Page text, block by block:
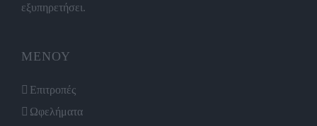
εξυπηρετήσει.
ΜΕΝΟΥ
Επιτροπές
Ωφελήματα